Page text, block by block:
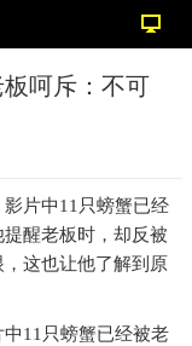
呵斥：不可
片中11只螃蟹已经
醒老板时，却反被
这也让他了解到原
11只螃蟹已经被老